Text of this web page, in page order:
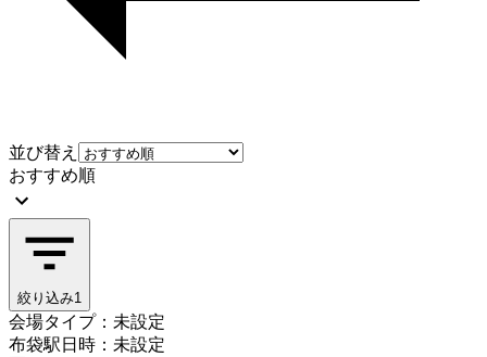
並び替え
おすすめ順
絞り込み1
会場タイプ：未設定
布袋駅日時：未設定